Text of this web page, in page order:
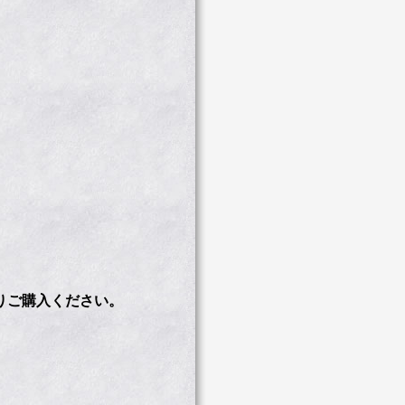
購入ください。